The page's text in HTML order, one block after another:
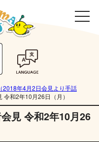
2018年4月2日会見より手話
令和2年10月26日（月）
見 令和2年10月26